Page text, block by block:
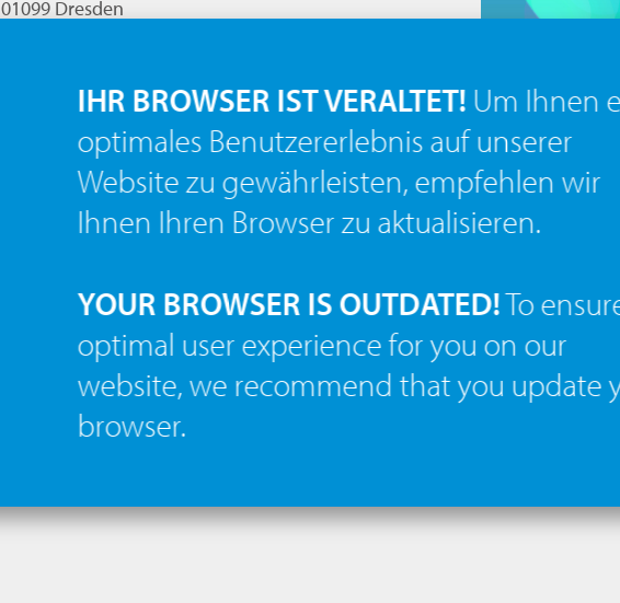
IHR BROWSER IST VERALTET! Um Ihnen
optimales Benutzererlebnis auf unserer
Website zu gewährleisten, empfehlen wir
Ihnen Ihren Browser zu aktualisieren.
YOUR BROWSER IS OUTDATED!To
optimal user experience for you on our
website, we recommend that you update
browser.
01099 Dresden
Google Maps
Siempelkamp NIS Ingenieurgesellschaft mbH
Standort Lünen
Hüttenallee 80
Fax: +49 2306 3732-100
tensioning-systems(at)siempelkamp-
Google Maps